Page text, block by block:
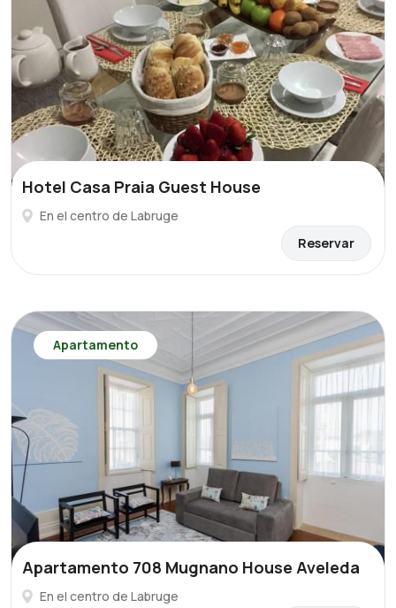
Hotel Casa Praia Guest House
En el centro de Labruge
Reservar
Apartamento
Apartamento 708 Mugnano House Aveleda
En el centro de Labruge